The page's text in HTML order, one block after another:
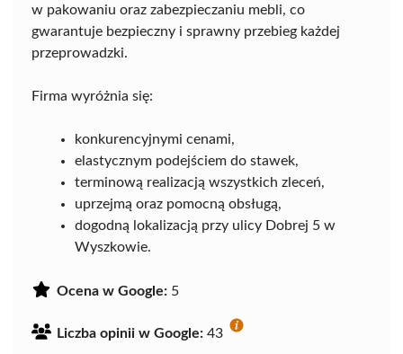
w pakowaniu oraz zabezpieczaniu mebli, co
gwarantuje bezpieczny i sprawny przebieg każdej
przeprowadzki.
Firma wyróżnia się:
konkurencyjnymi cenami,
elastycznym podejściem do stawek,
terminową realizacją wszystkich zleceń,
uprzejmą oraz pomocną obsługą,
dogodną lokalizacją przy ulicy Dobrej 5 w
Wyszkowie.
Ocena w Google: 5
Liczba opinii w Google: 43